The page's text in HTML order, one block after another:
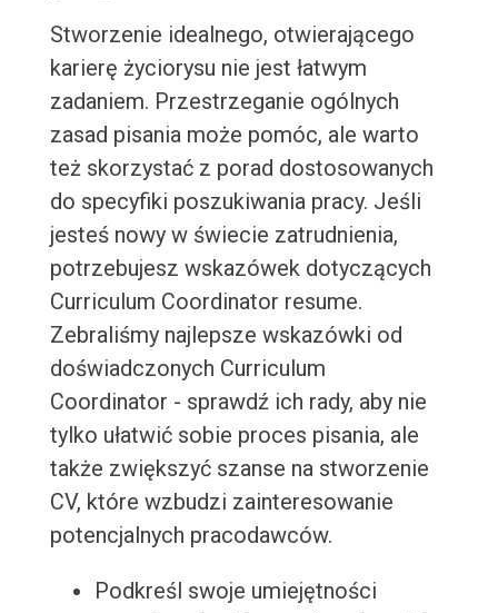
Stworzenie idealnego, otwierającego
karierę życiorysu nie jest łatwym
zadaniem. Przestrzeganie ogólnych
zasad pisania może pomóc, ale warto
też skorzystać z porad dostosowanych
do specyfiki poszukiwania pracy. Jeśli
jesteś nowy w świecie zatrudnienia,
potrzebujesz wskazówek dotyczących
Curriculum Coordinator resume.
Zebraliśmy najlepsze wskazówki od
doświadczonych Curriculum
Coordinator - sprawdź ich rady, aby nie
tylko ułatwić sobie proces pisania, ale
także zwiększyć szanse na stworzenie
CV, które wzbudzi zainteresowanie
potencjalnych pracodawców.
Podkreśl swoje umiejętności